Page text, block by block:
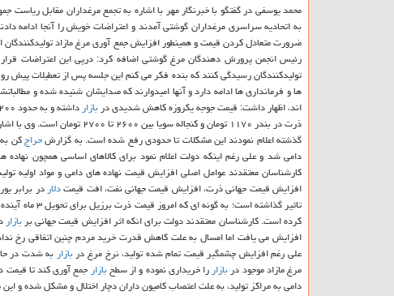
محمد یوسفی در گفتگو با خبرنگار مهر با اشاره به تجمع مرغداران مقابل
به اتحادیه سراسری مرغداران گوشتی آمدند و اعتراضات خویش را آنجا ادامه
ضرورت متعادل كردن قیمت و همینطور افزایش جمع آوری مرغ مازاد تولیدكنندگان
رئیس انجمن پرورش دهندگان مرغ گوشتی اضافه كرد: درپی این اعتراضات
تولیدكنندگان رسیدگی كنند كه بنده فكر می كنم این جلسه پس از تعطیلات پیش
ها و فرمانداری ها ادامه دارد و آنها امیدوارند كه صدایشان شنیده شده و
اند، اظهار داشت: قیمت جوجه یكروزه كاهش شدیدی دربازارداشته و به حدود ۲۰۰ تا ۴۰۰ تومان رسیده است. یوسفی با اشاره به گرانی نهاده ها در
ذرت در بندر ۱۱۷۰ تومان و
گذشته اعلام نمودند این مشكلات تا حدودی رفع شده است. به گزارشحراجكن
دامی شد و علی رغم اینكه دولت اعلام نمود برای كالاهای اساسی همچون نهاده
كارشناسان معتقدند عوامل اصلی افزایش قیمت نهاده های دامی و مواد اولیه
افزایش قیمت جهانی ذرت، افزایش قیمت جهانی نفت، افت قیمتدلاردر برابر
تاثیر گذاشته است؛ به گونه ای كه امروز قیمت ذرت برزیل برای تحویل ۳ ماه آینده به قیمت ۲۳۵
كرده است. كارشناسان معتقدند دولت برای انكه اثر افزایش قیمت جهانی بربازار
افزایش می یافت اما امسال به علت كاهش قدرت خرید مردم چنین اتفاقی رخ
علی رغم افزایش چشمگیر قیمت تمام شده تولید، نرخ مرغ دربازاربه شدت در
مرغ مازاد موجود دربازاررا خریداری نموده و از سطحبازارجمع آوری كند تا قیمت
دامی به مراكز تولید، به علت اعتصاب كامیون داران دچار اختلال و مشكل شده و